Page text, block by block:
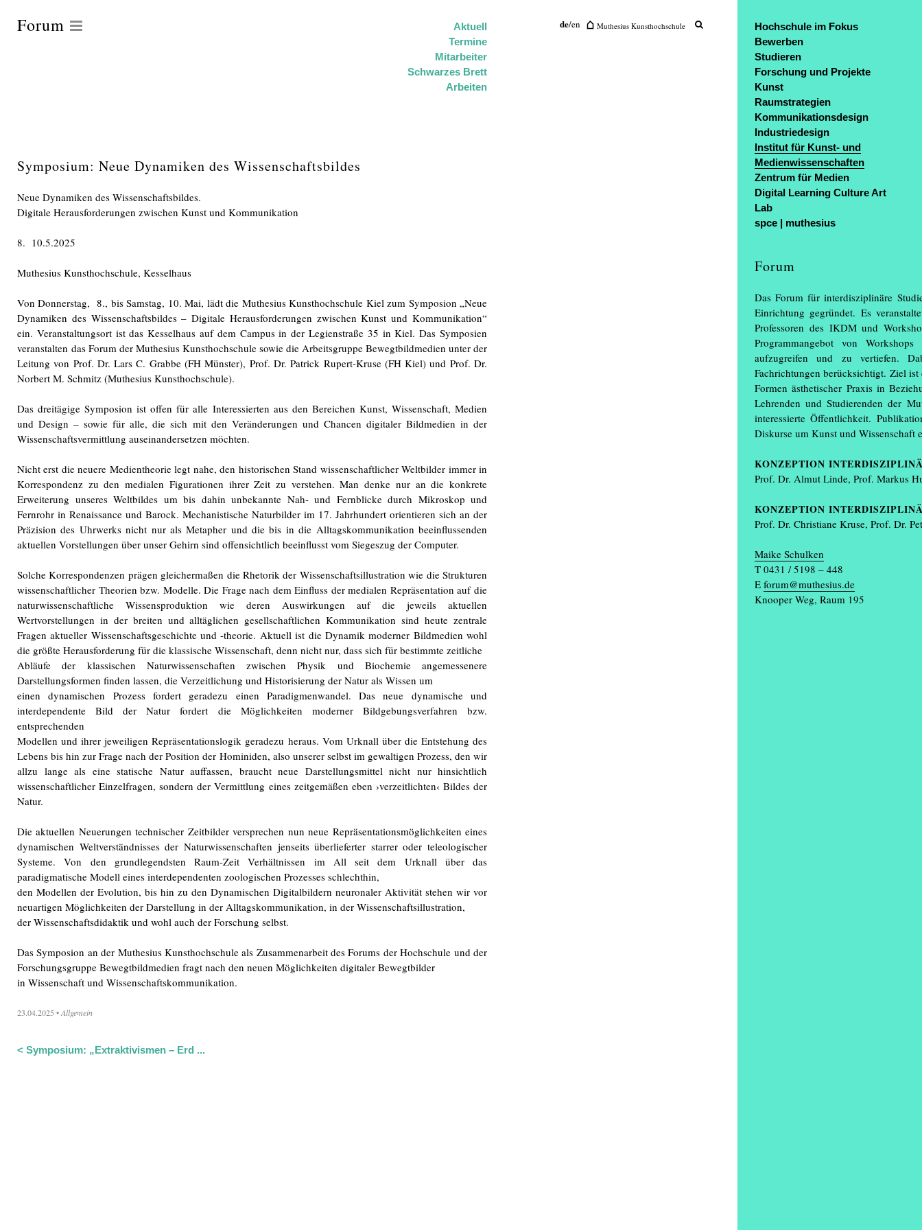
de/en Muthesius Kunsthochschule
Forum
Aktuell
Termine
Mitarbeiter
Schwarzes Brett
Arbeiten
Symposium: Neue Dynamiken des Wissenschaftsbildes
Neue Dynamiken des Wissenschaftsbildes.
Digitale Herausforderungen zwischen Kunst und Kommunikation
8. 10.5.2025
Muthesius Kunsthochschule, Kesselhaus
Von Donnerstag, 8., bis Samstag, 10. Mai, lädt die Muthesius Kunsthochschule Kiel zum Symposion „Neue
Dynamiken des Wissenschaftsbildes – Digitale Herausforderungen zwischen Kunst und Kommunikation“
ein. Veranstaltungsort ist das Kesselhaus auf dem Campus in der Legienstraße 35 in Kiel. Das Symposien
veranstalten das Forum der Muthesius Kunsthochschule sowie die Arbeitsgruppe Bewegtbildmedien unter der
Leitung von Prof. Dr. Lars C. Grabbe (FH Münster), Prof. Dr. Patrick Rupert-Kruse (FH Kiel) und Prof. Dr.
Norbert M. Schmitz (Muthesius Kunsthochschule).
Das dreitägige Symposion ist offen für alle Interessierten aus den Bereichen Kunst, Wissenschaft, Medien
und Design – sowie für alle, die sich mit den Veränderungen und Chancen digitaler Bildmedien in der
Wissenschaftsvermittlung auseinandersetzen möchten.
Nicht erst die neuere Medientheorie legt nahe, den historischen Stand wissenschaftlicher Weltbilder immer in
Korrespondenz zu den medialen Figurationen ihrer Zeit zu verstehen. Man denke nur an die konkrete
Erweiterung unseres Weltbildes um bis dahin unbekannte Nah- und Fernblicke durch Mikroskop und
Fernrohr in Renaissance und Barock. Mechanistische Naturbilder im 17. Jahrhundert orientieren sich an der
Präzision des Uhrwerks nicht nur als Metapher und die bis in die Alltagskommunikation beeinflussenden
aktuellen Vorstellungen über unser Gehirn sind offensichtlich beeinflusst vom Siegeszug der Computer.
Solche Korrespondenzen prägen gleichermaßen die Rhetorik der Wissenschaftsillustration wie die Strukturen
wissenschaftlicher Theorien bzw. Modelle. Die Frage nach dem Einfluss der medialen Repräsentation auf die
naturwissenschaftliche Wissensproduktion wie deren Auswirkungen auf die jeweils aktuellen
Wertvorstellungen in der breiten und alltäglichen gesellschaftlichen Kommunikation sind heute zentrale
Fragen aktueller Wissenschaftsgeschichte und -theorie. Aktuell ist die Dynamik moderner Bildmedien wohl
die größte Herausforderung für die klassische Wissenschaft, denn nicht nur, dass sich für bestimmte zeitliche
Abläufe der klassischen Naturwissenschaften zwischen Physik und Biochemie angemessenere
Darstellungsformen finden lassen, die Verzeitlichung und Historisierung der Natur als Wissen um
einen dynamischen Prozess fordert geradezu einen Paradigmenwandel. Das neue dynamische und
interdependente Bild der Natur fordert die Möglichkeiten moderner Bildgebungsverfahren bzw.
entsprechenden
Modellen und ihrer jeweiligen Repräsentationslogik geradezu heraus. Vom Urknall über die Entstehung des
Lebens bis hin zur Frage nach der Position der Hominiden, also unserer selbst im gewaltigen Prozess, den wir
allzu lange als eine statische Natur auffassen, braucht neue Darstellungsmittel nicht nur hinsichtlich
wissenschaftlicher Einzelfragen, sondern der Vermittlung eines zeitgemäßen eben ›verzeitlichten‹ Bildes der
Natur.
Die aktuellen Neuerungen technischer Zeitbilder versprechen nun neue Repräsentationsmöglichkeiten eines
dynamischen Weltverständnisses der Naturwissenschaften jenseits überlieferter starrer oder teleologischer
Systeme. Von den grundlegendsten Raum-Zeit Verhältnissen im All seit dem Urknall über das
paradigmatische Modell eines interdependenten zoologischen Prozesses schlechthin,
den Modellen der Evolution, bis hin zu den Dynamischen Digitalbildern neuronaler Aktivität stehen wir vor
neuartigen Möglichkeiten der Darstellung in der Alltagskommunikation, in der Wissenschaftsillustration,
der Wissenschaftsdidaktik und wohl auch der Forschung selbst.
Das Symposion an der Muthesius Kunsthochschule als Zusammenarbeit des Forums der Hochschule und der
Forschungsgruppe Bewegtbildmedien fragt nach den neuen Möglichkeiten digitaler Bewegtbilder
in Wissenschaft und Wissenschaftskommunikation.
23.04.2025 •Allgemein
< Symposium: „Extraktivismen – Erd ...
Hochschule im Fokus
Bewerben
Studieren
Forschung und Projekte
Kunst
Raumstrategien
Kommunikationsdesign
Industriedesign
Institut für Kunst- und
Medienwissenschaften
Zentrum für Medien
Digital Learning Culture Art
Lab
spce | muthesius
Forum
Das Forum für interdisziplinäre
Einrichtung gegründet. Es
Professoren des IKDM und
Programmangebot von
aufzugreifen und zu vertiefen.
Fachrichtungen berücksichtigt. Ziel
Formen ästhetischer Praxis in
Lehrenden und Studierenden der
interessierte Öffentlichkeit.
Diskurse um Kunst und Wissenschaft
KONZEPTION
Prof. Dr. Almut Linde, Prof. Markus
KONZEPTION
Prof. Dr. Christiane Kruse, Prof. Dr.
Maike Schulken
T 0431 / 5198 – 448
Eforum@muthesius.de
Knooper Weg, Raum 195